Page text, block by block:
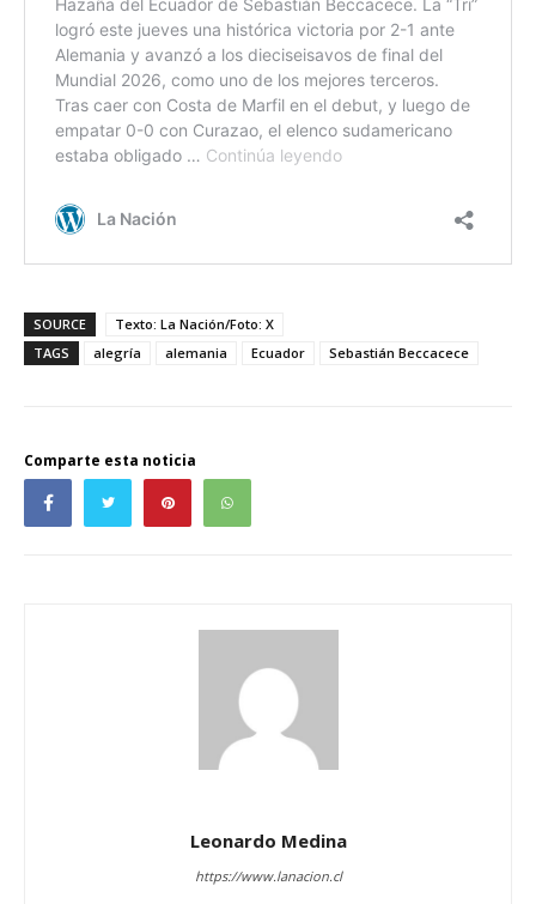
SOURCE
Texto: La Nación/Foto: X
TAGS
alegría alemania Ecuador Sebastián Beccacece
Comparte esta noticia
Leonardo Medina
https://www.lanacion.cl